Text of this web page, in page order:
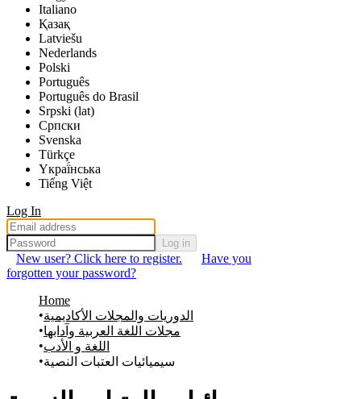
Italiano
Қазақ
Latviešu
Nederlands
Polski
Português
Português do Brasil
Srpski (lat)
Српски
Svenska
Türkçe
Yкраї́нська
Tiếng Việt
Log In
Log in
New user? Click here to register.
Have you
forgotten your password?
Home
الدوريات والمجلات الأكاديمية
مجلات اللغة العربية وآدابها
اللغة و الأدب
سيميائيات العتبات النصية